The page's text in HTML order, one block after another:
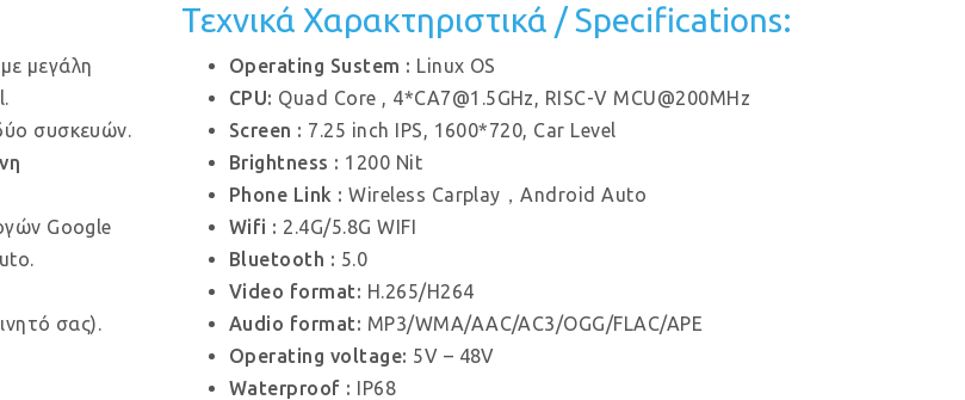
μεγάλη
συσκευών.
Google
σας).
Τεχνικά Χαρακτηριστικά / Specifications:
Operating Sustem : Linux OS
CPU: Quad Core , 4*CA7@1.5GHz, RISC-V MCU@200MHz
Screen : 7.25 inch IPS, 1600*720, Car Level
Brightness : 1200 Nit
Phone Link : Wireless Carplay，Android Auto
Wifi : 2.4G/5.8G WIFI
Bluetooth : 5.0
Video format: H.265/H264
Audio format: MP3/WMA/AAC/AC3/OGG/FLAC/APE
Operating voltage: 5V – 48V
Waterproof : IP68